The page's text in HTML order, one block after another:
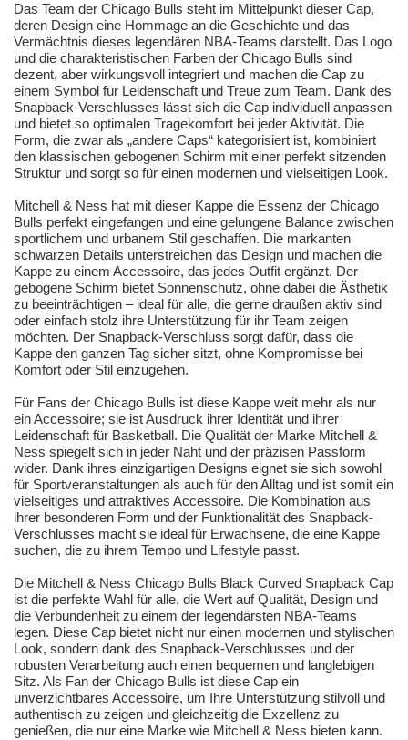
Das Team der Chicago Bulls steht im Mittelpunkt dieser Cap,
deren Design eine Hommage an die Geschichte und das
Vermächtnis dieses legendären NBA-Teams darstellt. Das Logo
und die charakteristischen Farben der Chicago Bulls sind
dezent, aber wirkungsvoll integriert und machen die Cap zu
einem Symbol für Leidenschaft und Treue zum Team. Dank des
Snapback-Verschlusses lässt sich die Cap individuell anpassen
und bietet so optimalen Tragekomfort bei jeder Aktivität. Die
Form, die zwar als „andere Caps“ kategorisiert ist, kombiniert
den klassischen gebogenen Schirm mit einer perfekt sitzenden
Struktur und sorgt so für einen modernen und vielseitigen Look.
Mitchell & Ness hat mit dieser Kappe die Essenz der Chicago
Bulls perfekt eingefangen und eine gelungene Balance zwischen
sportlichem und urbanem Stil geschaffen. Die markanten
schwarzen Details unterstreichen das Design und machen die
Kappe zu einem Accessoire, das jedes Outfit ergänzt. Der
gebogene Schirm bietet Sonnenschutz, ohne dabei die Ästhetik
zu beeinträchtigen – ideal für alle, die gerne draußen aktiv sind
oder einfach stolz ihre Unterstützung für ihr Team zeigen
möchten. Der Snapback-Verschluss sorgt dafür, dass die
Kappe den ganzen Tag sicher sitzt, ohne Kompromisse bei
Komfort oder Stil einzugehen.
Für Fans der Chicago Bulls ist diese Kappe weit mehr als nur
ein Accessoire; sie ist Ausdruck ihrer Identität und ihrer
Leidenschaft für Basketball. Die Qualität der Marke Mitchell &
Ness spiegelt sich in jeder Naht und der präzisen Passform
wider. Dank ihres einzigartigen Designs eignet sie sich sowohl
für Sportveranstaltungen als auch für den Alltag und ist somit ein
vielseitiges und attraktives Accessoire. Die Kombination aus
ihrer besonderen Form und der Funktionalität des Snapback-
Verschlusses macht sie ideal für Erwachsene, die eine Kappe
suchen, die zu ihrem Tempo und Lifestyle passt.
Die Mitchell & Ness Chicago Bulls Black Curved Snapback Cap
ist die perfekte Wahl für alle, die Wert auf Qualität, Design und
die Verbundenheit zu einem der legendärsten NBA-Teams
legen. Diese Cap bietet nicht nur einen modernen und stylischen
Look, sondern dank des Snapback-Verschlusses und der
robusten Verarbeitung auch einen bequemen und langlebigen
Sitz. Als Fan der Chicago Bulls ist diese Cap ein
unverzichtbares Accessoire, um Ihre Unterstützung stilvoll und
authentisch zu zeigen und gleichzeitig die Exzellenz zu
genießen, die nur eine Marke wie Mitchell & Ness bieten kann.